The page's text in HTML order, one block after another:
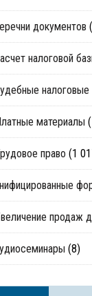
документов
налоговой
материалы
право (1
продаж
(8)